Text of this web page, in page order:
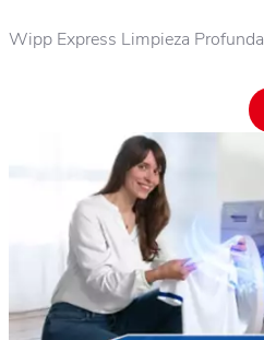
Wipp Express Limpieza Profunda